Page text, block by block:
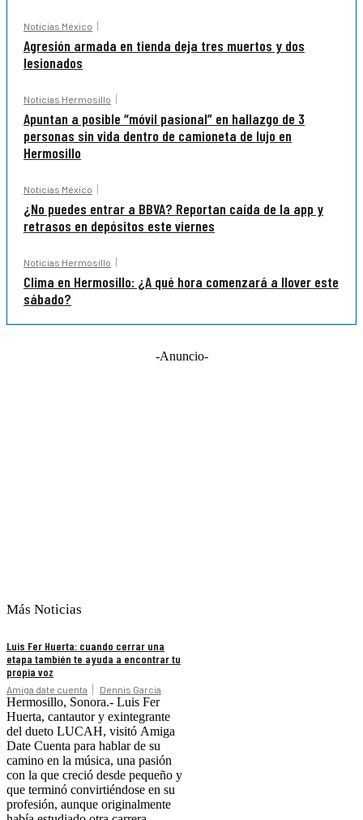
Noticias México
Agresión armada en tienda deja tres muertos y dos
lesionados
Noticias Hermosillo
Apuntan a posible “móvil pasional” en hallazgo de 3
personas sin vida dentro de camioneta de lujo en
Hermosillo
Noticias México
¿No puedes entrar a BBVA? Reportan caída de la app y
retrasos en depósitos este viernes
Noticias Hermosillo
Clima en Hermosillo: ¿A qué hora comenzará a llover este
sábado?
-Anuncio-
Más Noticias
Luis Fer Huerta: cuando cerrar una
etapa también te ayuda a encontrar tu
propia voz
Amiga date cuenta Dennis Garcia
Hermosillo, Sonora.- Luis Fer
Huerta, cantautor y exintegrante
del dueto LUCAH, visitó Amiga
Date Cuenta para hablar de su
camino en la música, una pasión
con la que creció desde pequeño y
que terminó convirtiéndose en su
profesión, aunque originalmente